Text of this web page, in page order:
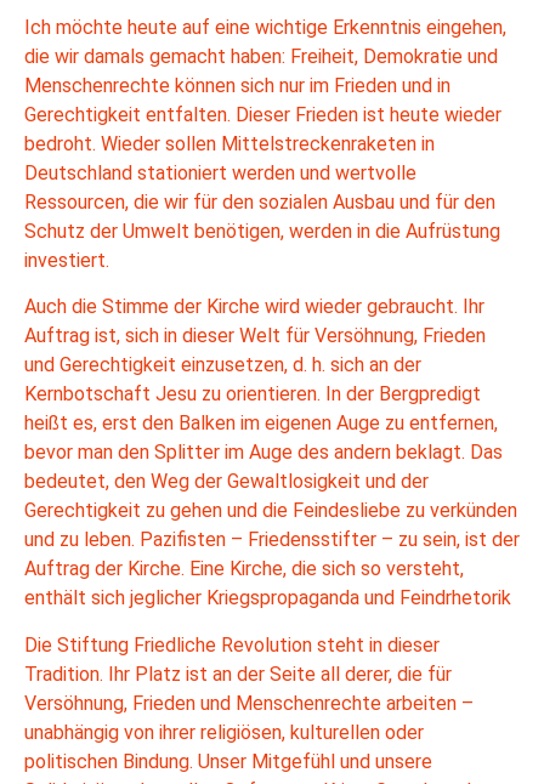
Ich möchte heute auf eine wichtige Erkenntnis eingehen,
die wir damals gemacht haben: Freiheit, Demokratie und
Menschenrechte können sich nur im Frieden und in
Gerechtigkeit entfalten. Dieser Frieden ist heute wieder
bedroht. Wieder sollen Mittelstreckenraketen in
Deutschland stationiert werden und wertvolle
Ressourcen, die wir für den sozialen Ausbau und für den
Schutz der Umwelt benötigen, werden in die Aufrüstung
investiert.
Auch die Stimme der Kirche wird wieder gebraucht. Ihr
Auftrag ist, sich in dieser Welt für Versöhnung, Frieden
und Gerechtigkeit einzusetzen, d. h. sich an der
Kernbotschaft Jesu zu orientieren. In der Bergpredigt
heißt es, erst den Balken im eigenen Auge zu entfernen,
bevor man den Splitter im Auge des andern beklagt. Das
bedeutet, den Weg der Gewaltlosigkeit und der
Gerechtigkeit zu gehen und die Feindesliebe zu verkünden
und zu leben. Pazifisten – Friedensstifter – zu sein, ist der
Auftrag der Kirche. Eine Kirche, die sich so versteht,
enthält sich jeglicher Kriegspropaganda und Feindrhetorik
Die Stiftung Friedliche Revolution steht in dieser
Tradition. Ihr Platz ist an der Seite all derer, die für
Versöhnung, Frieden und Menschenrechte arbeiten –
unabhängig von ihrer religiösen, kulturellen oder
politischen Bindung. Unser Mitgefühl und unsere